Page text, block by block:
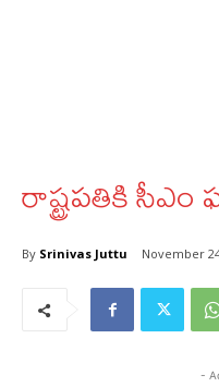
రాష్ట్రపతికి
By Srinivas Juttu November
-